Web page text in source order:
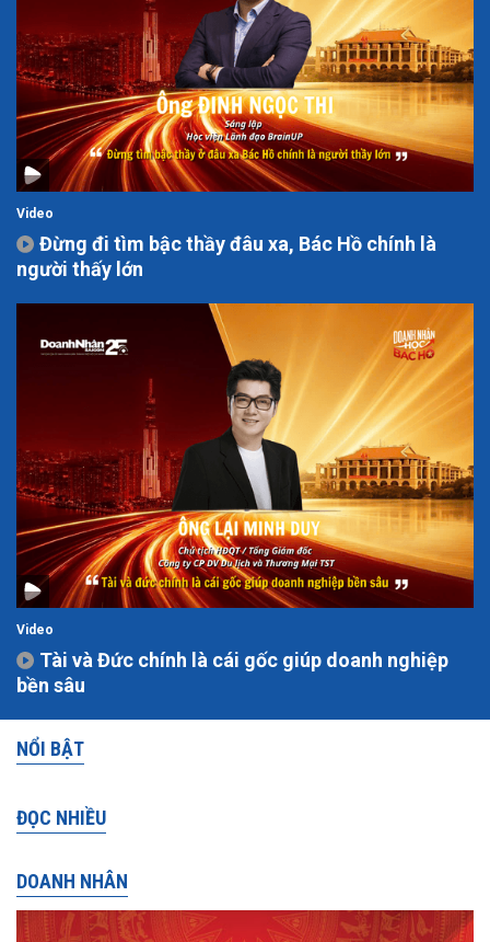
Video
Đừng đi tìm bậc thầy đâu xa, Bác Hồ chính là
người thấy lớn
Video
Tài và Đức chính là cái gốc giúp doanh nghiệp
bền sâu
NỔI BẬT
ĐỌC NHIỀU
DOANH NHÂN